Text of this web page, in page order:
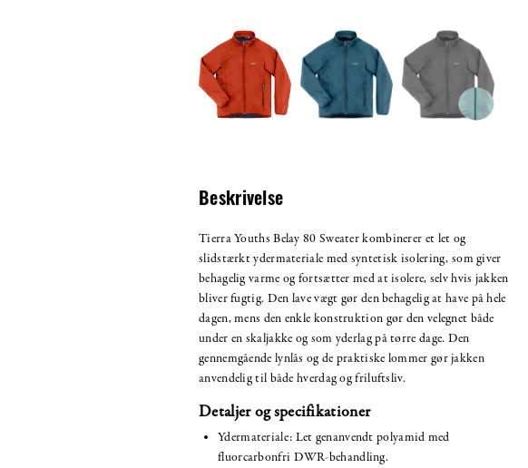
Beskrivelse
Tierra Youths Belay 80 Sweater kombinerer et let og
slidstærkt ydermateriale med syntetisk isolering, som giver
behagelig varme og fortsætter med at isolere, selv hvis jakken
bliver fugtig. Den lave vægt gør den behagelig at have på hele
dagen, mens den enkle konstruktion gør den velegnet både
under en skaljakke og som yderlag på tørre dage. Den
gennemgående lynlås og de praktiske lommer gør jakken
anvendelig til både hverdag og friluftsliv.
Detaljer og specifikationer
Ydermateriale: Let genanvendt polyamid med
fluorcarbonfri DWR-behandling.